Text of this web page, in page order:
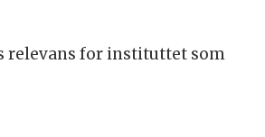
relevans for instituttet som